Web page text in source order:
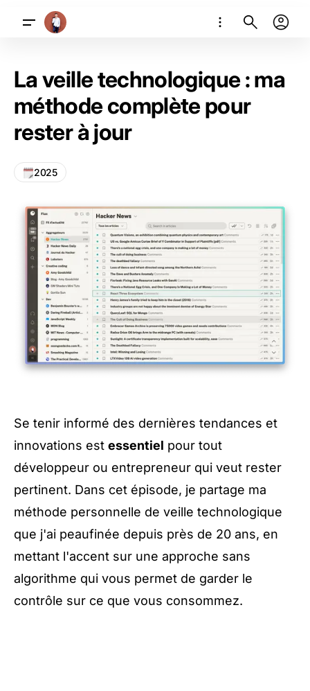
La veille technologique : ma
méthode complète pour
rester à jour
2025
Se tenir informé des dernières tendances et
innovations est essentiel pour tout
développeur ou entrepreneur qui veut rester
pertinent. Dans cet épisode, je partage ma
méthode personnelle de veille technologique
que j'ai peaufinée depuis près de 20 ans, en
mettant l'accent sur une approche sans
algorithme qui vous permet de garder le
contrôle sur ce que vous consommez.